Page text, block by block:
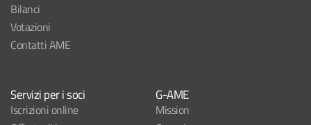
Bilanci
Votazioni
Contatti AME
Servizi per i soci
Iscrizioni online
G-AME
Mission